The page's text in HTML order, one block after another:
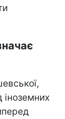
іноземних